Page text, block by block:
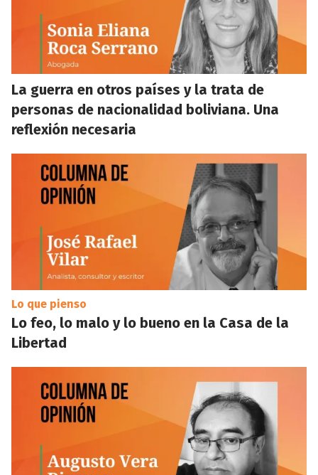
La guerra en otros países y la trata de
personas de nacionalidad boliviana. Una
reflexión necesaria
Lo que pienso
Lo feo, lo malo y lo bueno en la Casa de la
Libertad